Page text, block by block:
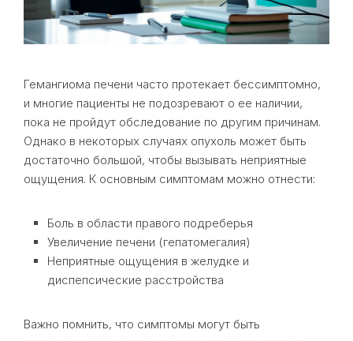
Гемангиома печени часто протекает бессимптомно,
и многие пациенты не подозревают о ее наличии,
пока не пройдут обследование по другим причинам.
Однако в некоторых случаях опухоль может быть
достаточно большой, чтобы вызывать неприятные
ощущения. К основным симптомам можно отнести:
Боль в области правого подреберья
Увеличение печени (гепатомегалия)
Неприятные ощущения в желудке и
диспепсические расстройства
Важно помнить, что симптомы могут быть